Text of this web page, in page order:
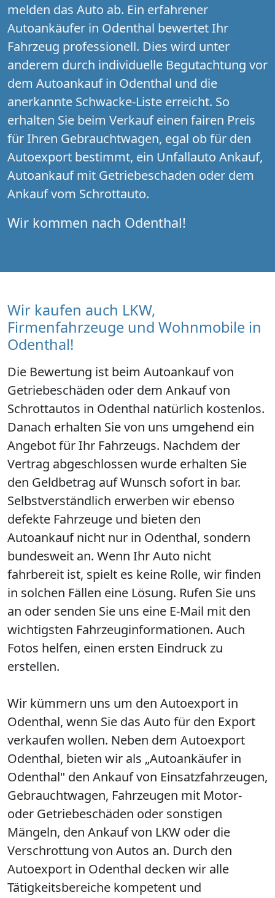
melden das Auto ab. Ein erfahrener
Autoankäufer in Odenthal bewertet Ihr
Fahrzeug professionell. Dies wird unter
anderem durch individuelle Begutachtung vor
dem Autoankauf in Odenthal und die
anerkannte Schwacke-Liste erreicht. So
erhalten Sie beim Verkauf einen fairen Preis
für Ihren Gebrauchtwagen, egal ob für den
Autoexport bestimmt, ein Unfallauto Ankauf,
Autoankauf mit Getriebeschaden oder dem
Ankauf vom Schrottauto.
Wir kommen nach Odenthal!
Wir kaufen auch LKW,
Firmenfahrzeuge und Wohnmobile in
Odenthal!
Die Bewertung ist beim Autoankauf von
Getriebeschäden oder dem Ankauf von
Schrottautos in Odenthal natürlich kostenlos.
Danach erhalten Sie von uns umgehend ein
Angebot für Ihr Fahrzeugs. Nachdem der
Vertrag abgeschlossen wurde erhalten Sie
den Geldbetrag auf Wunsch sofort in bar.
Selbstverständlich erwerben wir ebenso
defekte Fahrzeuge und bieten den
Autoankauf nicht nur in Odenthal, sondern
bundesweit an. Wenn Ihr Auto nicht
fahrbereit ist, spielt es keine Rolle, wir finden
in solchen Fällen eine Lösung. Rufen Sie uns
an oder senden Sie uns eine E-Mail mit den
wichtigsten Fahrzeuginformationen. Auch
Fotos helfen, einen ersten Eindruck zu
erstellen.
Wir kümmern uns um den Autoexport in
Odenthal, wenn Sie das Auto für den Export
verkaufen wollen. Neben dem Autoexport
Odenthal, bieten wir als „Autoankäufer in
Odenthal" den Ankauf von Einsatzfahrzeugen,
Gebrauchtwagen, Fahrzeugen mit Motor-
oder Getriebeschäden oder sonstigen
Mängeln, den Ankauf von LKW oder die
Verschrottung von Autos an. Durch den
Autoexport in Odenthal decken wir alle
Tätigkeitsbereiche kompetent und